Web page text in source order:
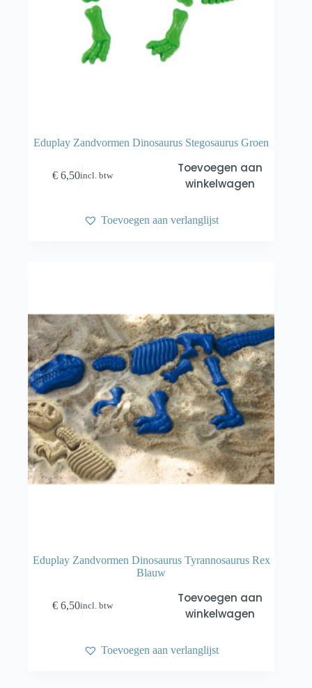
Eduplay Zandvormen Dinosaurus Stegosaurus Groen
€ 6,50incl. btw
Toevoegen aan
winkelwagen
Toevoegen aan verlanglijst
Eduplay Zandvormen Dinosaurus Tyrannosaurus Rex
Blauw
€ 6,50incl. btw
Toevoegen aan
winkelwagen
Toevoegen aan verlanglijst